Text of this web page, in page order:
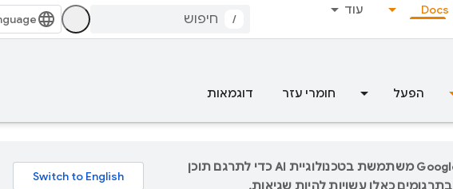
Docs עוד
/
הפעל חומרי עזר דוגמאות
‫Google משתמשת בטכנולוגיית AI כדי לתרגם תוכן
כאלו עשויות להיות שגיאות.